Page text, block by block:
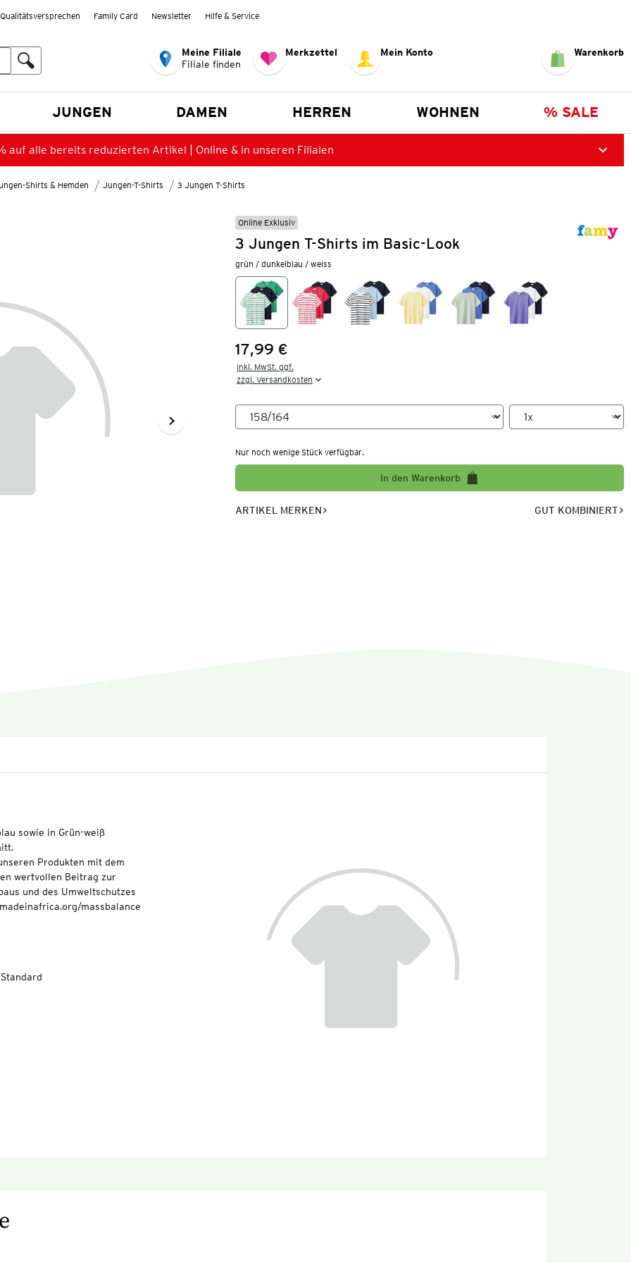
Qualitätsversprechen Family Card Newsletter Hilfe & Service
Meine Filiale
Filiale finden
Merkzettel Mein Konto Warenkorb
JUNGEN DAMEN HERREN WOHNEN % SALE
auf alle bereits reduzierten Artikel | Online & in unseren Filialen
Shirts & Hemden Jungen-T-Shirts 3 Jungen T-Shirts
Online Exklusiv
3 Jungen T-Shirts im Basic-Look
grün / dunkelblau / weiss
Preis:
17,99 €
inkl. MwSt. ggf.
zzgl. Versandkosten
Nur noch wenige Stück verfügbar.
In den Warenkorb
ARTIKEL MERKEN GUT KOMBINIERT
sowie in Grün-weiß
Produkten mit dem
wertvollen Beitrag zur
und des Umweltschutzes
massbalance